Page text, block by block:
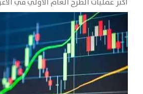
أكبر عمليات الطرح العام الأولي في